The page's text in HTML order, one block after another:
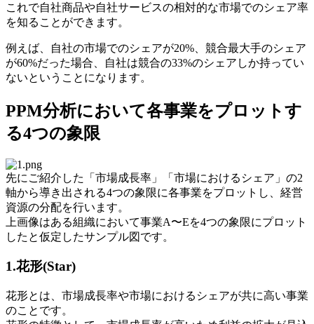
これで自社商品や自社サービスの相対的な市場でのシェア率
を知ることができます。
例えば、自社の市場でのシェアが20%、競合最大手のシェア
が60%だった場合、自社は競合の33%のシェア しか持ってい
ないということになります。
PPM分析において各事業をプロットす
る4つの象限
先にご紹介した「市場成長率」「市場における シェア 」の2
軸から導き出される4つの象限に各事業をプロットし、経営
資源の分配を行います。
上画像はある組織において事業A〜Eを4つの象限にプロット
したと仮定したサンプル図です。
1.花形(Star)
花形とは、市場成長率や市場における シェアが共に高い事業
のことです。